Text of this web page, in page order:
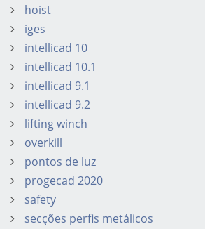
hoist
iges
intellicad 10
intellicad 10.1
intellicad 9.1
intellicad 9.2
lifting winch
overkill
pontos de luz
progecad 2020
safety
secções perfis metálicos